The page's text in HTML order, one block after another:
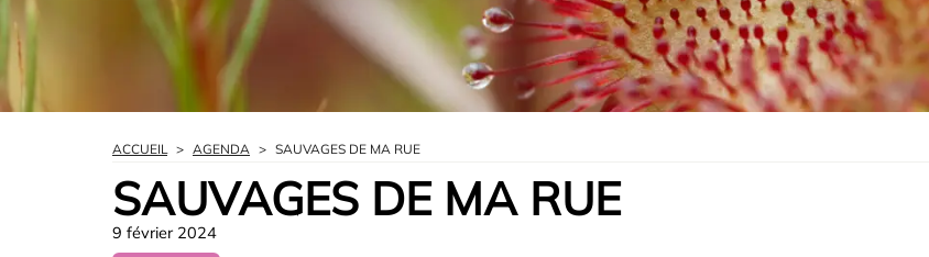
ACCUEIL > AGENDA > SAUVAGES DE MA RUE
SAUVAGES DE MA RUE
9 février 2024